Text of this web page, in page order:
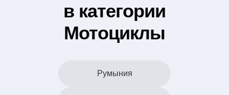
в категории
Мотоциклы
Румыния